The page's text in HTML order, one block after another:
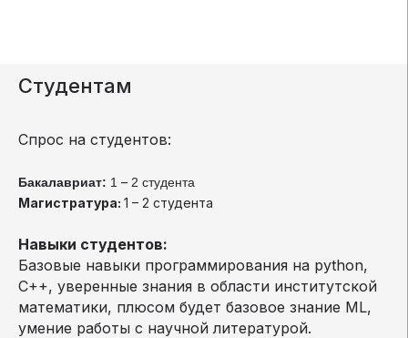
Студентам
Спрос на студентов:
Бакалавриат: 1 – 2 студента
Магистратура: 1 – 2 студента
Навыки студентов:
Базовые навыки программирования на python,
C++, уверенные знания в области институтской
математики, плюсом будет базовое знание ML,
умение работы с научной литературой.